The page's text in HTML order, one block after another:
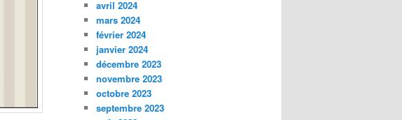
avril 2024
mars 2024
février 2024
janvier 2024
décembre 2023
novembre 2023
octobre 2023
septembre 2023